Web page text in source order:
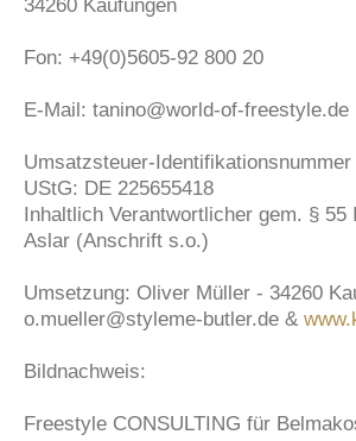
34260 Kaufungen
Fon: +49(0)5605-92 800 20
E-Mail: tanino@world-of-freestyle.de
Umsatzsteuer-
UStG: DE 225655418
Inhaltlich Verantwortlicher gem. § 55
Aslar (Anschrift s.o.)
Umsetzung: Oliver Müller - 34260
o.mueller@styleme-butler.de &
Bildnachweis:
Freestyle CONSULTING für